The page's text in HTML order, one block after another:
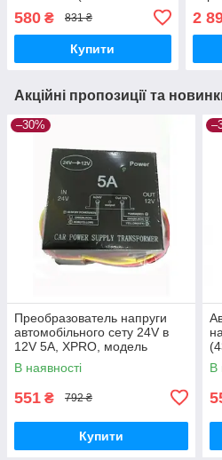
580 ₴ 831 ₴
Купити
2
Акційні пропозиції та
–30%
Преобразователь напруги
автомобільного сету 24V в
12V 5A, XPRO, модель
FREEZER, чорний (43221-
5A_171)
В наявності
551 ₴ 792 ₴
Купити
В